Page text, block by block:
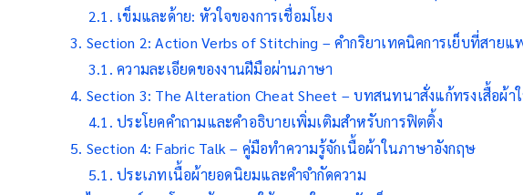
เข็มและด้าย: หัวใจของการเชื่อมโยง
Section 2: Action Verbs of Stitching – คำกริยาเทคนิคการเย็บที่สาย
ความละเอียดของงานฝีมือผ่านภาษา
Section 3: The Alteration Cheat Sheet – บทสนทนาสั่งแก้ทรงเสื้อผ้า
ประโยคคำถามและคำอธิบายเพิ่มเติมสำหรับการฟิตติ้ง
Section 4: Fabric Talk – คู่มือทำความรู้จักเนื้อผ้าในภาษาอังกฤษ
ประเภทเนื้อผ้ายอดนิยมและคำจำกัดความ